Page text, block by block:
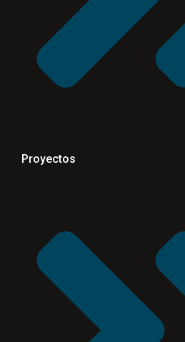
Proyectos